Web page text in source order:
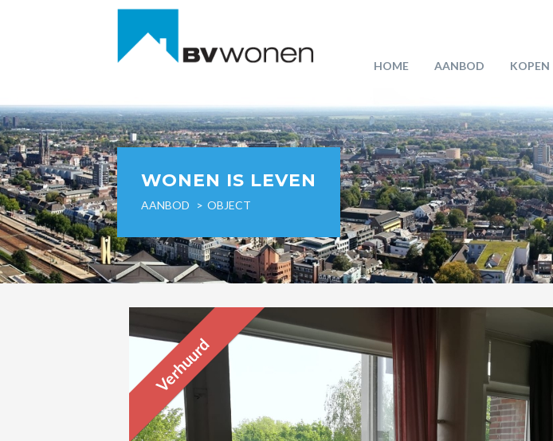
HOME AANBOD KOPEN
WONEN IS LEVEN
AANBOD OBJECT
Verhuurd